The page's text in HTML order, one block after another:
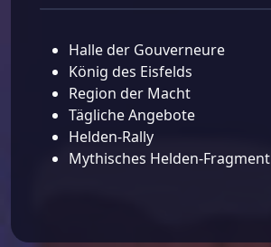
Halle der Gouverneure
König des Eisfelds
Region der Macht
Tägliche Angebote
Helden-Rally
Mythisches Helden-Fragment